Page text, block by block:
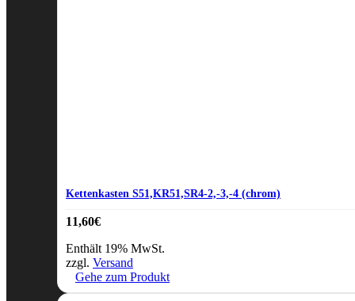
Kettenkasten S51,KR51,SR4-2,-3,-4 (chrom)
11,60€
Enthält 19% MwSt.
zzgl. Versand
Gehe zum Produkt